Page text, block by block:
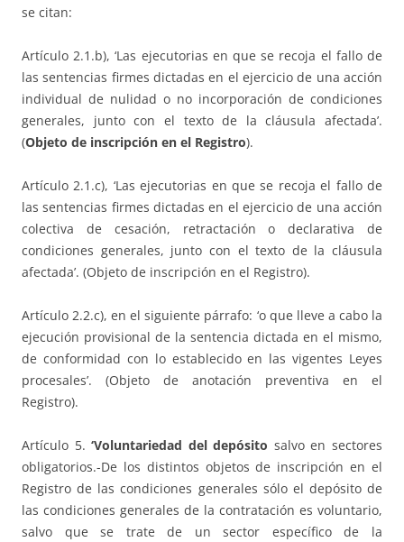
se citan:
Artículo 2.1.b), ‘Las ejecutorias en que se recoja el fallo de
las sentencias firmes dictadas en el ejercicio de una acción
individual de nulidad o no incorporación de condiciones
generales, junto con el texto de la cláusula afectada’.
(Objeto de inscripción en el Registro).
Artículo 2.1.c), ‘Las ejecutorias en que se recoja el fallo de
las sentencias firmes dictadas en el ejercicio de una acción
colectiva de cesación, retractación o declarativa de
condiciones generales, junto con el texto de la cláusula
afectada’. (Objeto de inscripción en el Registro).
Artículo 2.2.c), en el siguiente párrafo: ‘o que lleve a cabo la
ejecución provisional de la sentencia dictada en el mismo,
de conformidad con lo establecido en las vigentes Leyes
procesales’. (Objeto de anotación preventiva en el
Registro).
Artículo 5.‘Voluntariedad del depósito salvo en sectores
obligatorios.-De los distintos objetos de inscripción en el
Registro de las condiciones generales sólo el depósito de
las condiciones generales de la contratación es voluntario,
salvo que se trate de un sector específico de la